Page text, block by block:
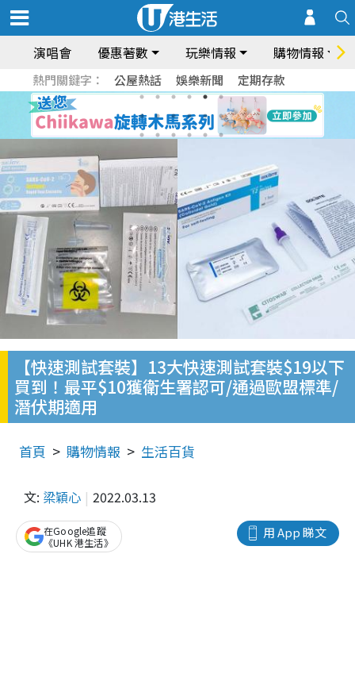
演唱會 優惠著數 玩樂情報 購物情報
熱門關鍵字： 公屋熱話 娛樂新聞 定期存款
【快速測試套裝】13大快速測試套裝$19以下
買到！最平$10獲衛生署認可/通過歐盟標準/
潛伏期適用
首頁 購物情報 生活百貨
文: 梁穎心 2022.03.13
用 App 睇文
在Google追蹤
《UHK 港生活》